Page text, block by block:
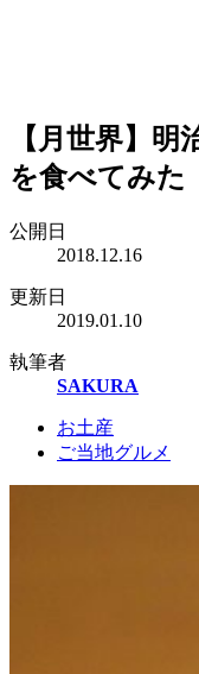
【月世界】明
を食べてみた
公開日
2018.12.16
更新日
2019.01.10
執筆者
SAKURA
お土産
ご当地グルメ